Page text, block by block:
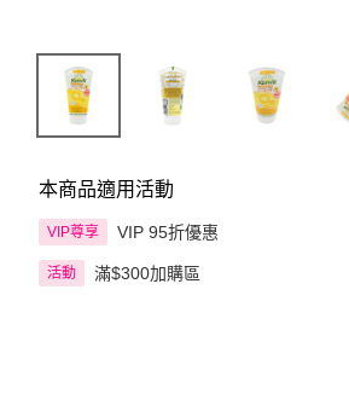
本商品適用活動
VIP尊享 VIP 95折優惠
活動 滿$300加購區